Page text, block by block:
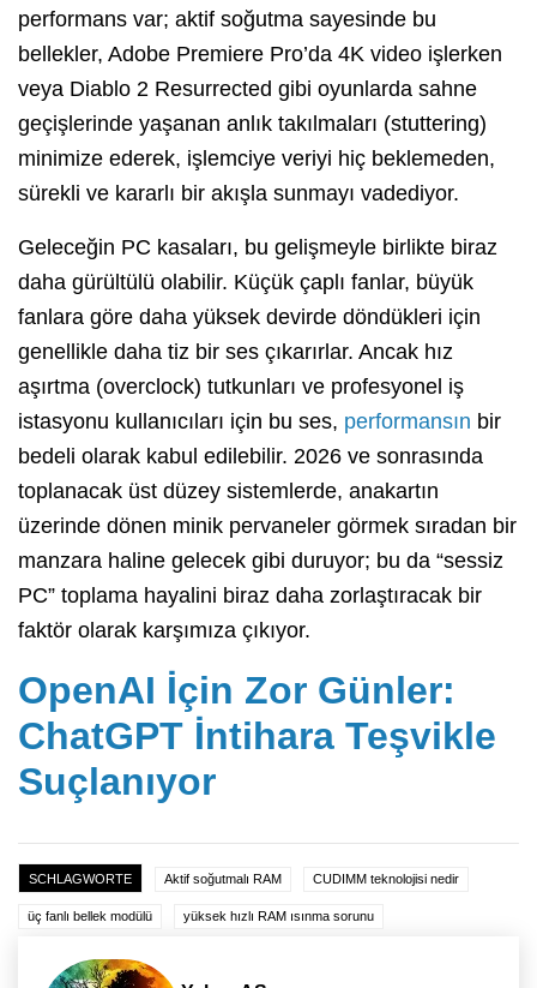
performans var; aktif soğutma sayesinde bu
bellekler, Adobe Premiere Pro’da 4K video işlerken
veya Diablo 2 Resurrected gibi oyunlarda sahne
geçişlerinde yaşanan anlık takılmaları (stuttering)
minimize ederek, işlemciye veriyi hiç beklemeden,
sürekli ve kararlı bir akışla sunmayı vadediyor.
Geleceğin PC kasaları, bu gelişmeyle birlikte biraz
daha gürültülü olabilir. Küçük çaplı fanlar, büyük
fanlara göre daha yüksek devirde döndükleri için
genellikle daha tiz bir ses çıkarırlar. Ancak hız
aşırtma (overclock) tutkunları ve profesyonel iş
istasyonu kullanıcıları için bu ses, performansın bir
bedeli olarak kabul edilebilir. 2026 ve sonrasında
toplanacak üst düzey sistemlerde, anakartın
üzerinde dönen minik pervaneler görmek sıradan bir
manzara haline gelecek gibi duruyor; bu da “sessiz
PC” toplama hayalini biraz daha zorlaştıracak bir
faktör olarak karşımıza çıkıyor.
OpenAI İçin Zor Günler:
ChatGPT İntihara Teşvikle
Suçlanıyor
SCHLAGWORTE Aktif soğutmalı RAM CUDIMM teknolojisi nedir
üç fanlı bellek modülü yüksek hızlı RAM ısınma sorunu